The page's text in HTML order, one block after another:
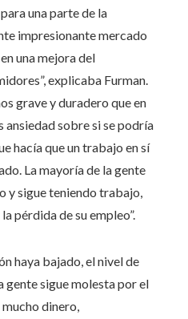
una parte de la
impresionante mercado
una mejora del
explicaba Furman.
grave y duradero que en
ansiedad sobre si se podría
hacía que un trabajo en sí
La mayoría de la gente
y sigue teniendo trabajo,
pérdida de su empleo”.
haya bajado, el nivel de
gente sigue molesta por el
dinero,